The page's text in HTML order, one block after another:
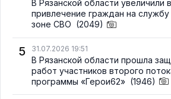
В Рязанской области увеличили
привлечение граждан на службу
зоне СВО (2049)
5 31.07.2026 19:51
В Рязанской области прошла
работ участников второго
программы «Герои62» (1946)